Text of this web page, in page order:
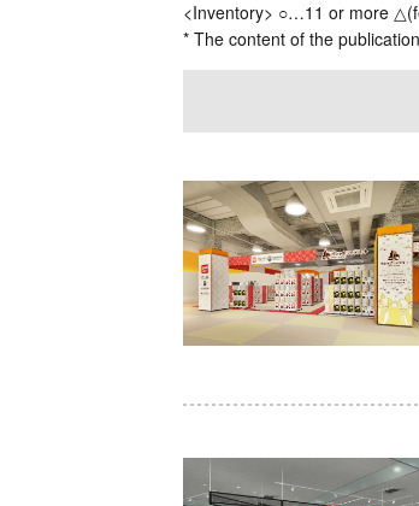
<Inventory> ○…11 or more
* The content of the